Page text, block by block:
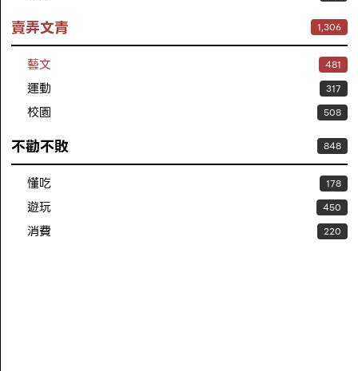
賣弄文青 1,306
藝文 481
運動 317
校園 508
不勸不敗 848
懂吃 178
遊玩 450
消費 220